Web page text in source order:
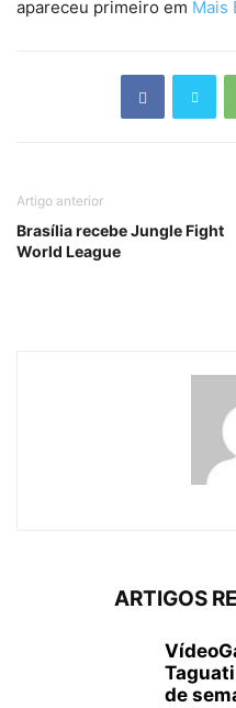
apareceu primeiro em Mais
Artigo anterior
Brasília recebe Jungle Fight
World League
ARTIGOS
de